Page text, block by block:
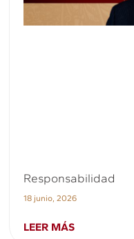
Responsabilidad
18 junio, 2026
LEER MÁS